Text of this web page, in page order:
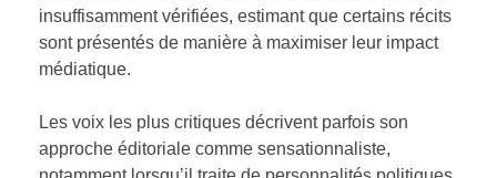
insuffisamment vérifiées, estimant que certains récits
sont présentés de manière à maximiser leur impact
médiatique.
Les voix les plus critiques décrivent parfois son
approche éditoriale comme sensationnaliste,